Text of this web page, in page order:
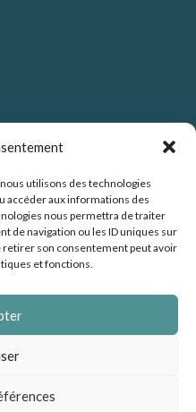
utilisons des technologies
accéder aux informations des
nous permettra de traiter
de navigation ou les ID uniques sur
retirer son consentement peut avoir
et fonctions.
légales
droits réservés © 2024 |